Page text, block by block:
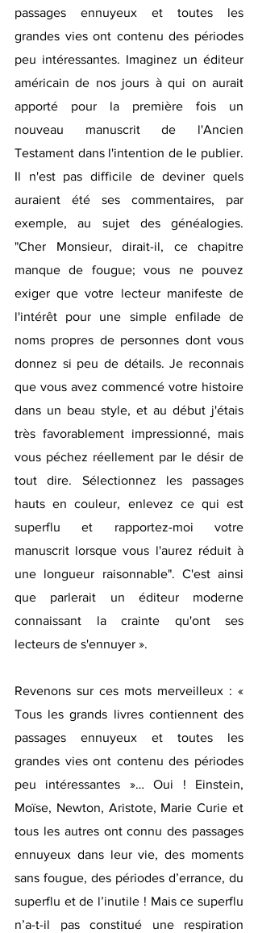
passages ennuyeux et toutes les
grandes vies ont contenu des périodes
peu intéressantes. Imaginez un éditeur
américain de nos jours à qui on aurait
apporté pour la première fois un
nouveau manuscrit de l'Ancien
Testament dans l'intention de le publier.
Il n'est pas difficile de deviner quels
auraient été ses commentaires, par
exemple, au sujet des généalogies.
"Cher Monsieur, dirait-il, ce chapitre
manque de fougue; vous ne pouvez
exiger que votre lecteur manifeste de
l'intérêt pour une simple enfilade de
noms propres de personnes dont vous
donnez si peu de détails. Je reconnais
que vous avez commencé votre histoire
dans un beau style, et au début j'étais
très favorablement impressionné, mais
vous péchez réellement par le désir de
tout dire. Sélectionnez les passages
hauts en couleur, enlevez ce qui est
superflu et rapportez-moi votre
manuscrit lorsque vous l'aurez réduit à
une longueur raisonnable". C'est ainsi
que parlerait un éditeur moderne
connaissant la crainte qu'ont ses
lecteurs de s'ennuyer ».
Revenons sur ces mots merveilleux : «
Tous les grands livres contiennent des
passages ennuyeux et toutes les
grandes vies ont contenu des périodes
peu intéressantes »… Oui ! Einstein,
Moïse, Newton, Aristote, Marie Curie et
tous les autres ont connu des passages
ennuyeux dans leur vie, des moments
sans fougue, des périodes d’errance, du
superflu et de l’inutile ! Mais ce superflu
n’a-t-il pas constitué une respiration